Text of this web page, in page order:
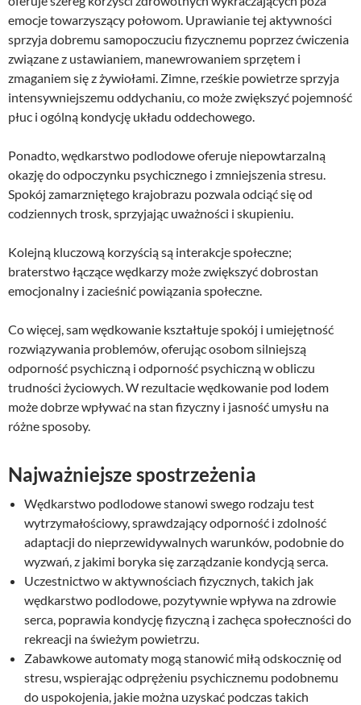
emocje towarzyszący połowom. Uprawianie tej aktywności
sprzyja dobremu samopoczuciu fizycznemu poprzez ćwiczenia
związane z ustawianiem, manewrowaniem sprzętem i
zmaganiem się z żywiołami. Zimne, rześkie powietrze sprzyja
intensywniejszemu oddychaniu, co może zwiększyć pojemność
płuc i ogólną kondycję układu oddechowego.
Ponadto, wędkarstwo podlodowe oferuje niepowtarzalną
okazję do odpoczynku psychicznego i zmniejszenia stresu.
Spokój zamarzniętego krajobrazu pozwala odciąć się od
codziennych trosk, sprzyjając uważności i skupieniu.
Kolejną kluczową korzyścią są interakcje społeczne;
braterstwo łączące wędkarzy może zwiększyć dobrostan
emocjonalny i zacieśnić powiązania społeczne.
Co więcej, sam wędkowanie kształtuje spokój i umiejętność
rozwiązywania problemów, oferując osobom silniejszą
odporność psychiczną i odporność psychiczną w obliczu
trudności życiowych. W rezultacie wędkowanie pod lodem
może dobrze wpływać na stan fizyczny i jasność umysłu na
różne sposoby.
Najważniejsze spostrzeżenia
Wędkarstwo podlodowe stanowi swego rodzaju test
wytrzymałościowy, sprawdzający odporność i zdolność
adaptacji do nieprzewidywalnych warunków, podobnie do
wyzwań, z jakimi boryka się zarządzanie kondycją serca.
Uczestnictwo w aktywnościach fizycznych, takich jak
wędkarstwo podlodowe, pozytywnie wpływa na zdrowie
serca, poprawia kondycję fizyczną i zachęca społeczności do
rekreacji na świeżym powietrzu.
Zabawkowe automaty mogą stanowić miłą odskocznię od
stresu, wspierając odprężeniu psychicznemu podobnemu
do uspokojenia, jakie można uzyskać podczas takich